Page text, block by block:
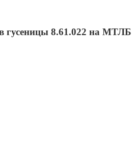
гусеницы 8.61.022 на МТЛБ